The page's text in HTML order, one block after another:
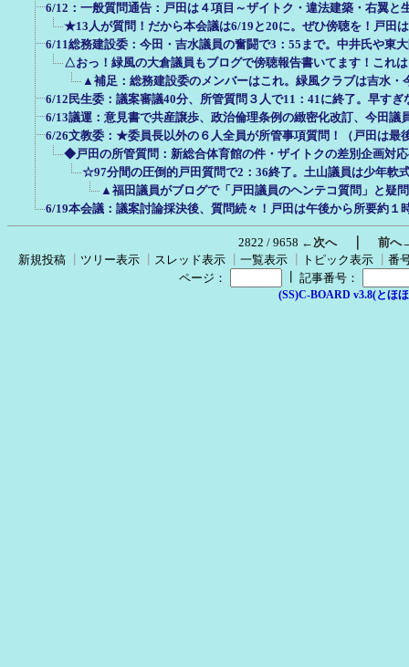
6/12：一般質問通告：戸田は４項目～ザイトク・違法建築・右翼と
★13人が質問！だから本会議は6/19と20に。ぜひ傍聴を！戸田
6/11総務建設委：今田・吉水議員の奮闘で3：55まで。中井氏や東
△おっ！緑風の大倉議員もブログで傍聴報告書いてます！これ
▲補足：総務建設委のメンバーはこれ。緑風クラブは吉水・
6/12民生委：議案審議40分、所管質問３人で11：41に終了。早すぎ
6/13議運：意見書で共産譲歩、政治倫理条例の緻密化改訂、今田議
6/26文教委：★委員長以外の６人全員が所管事項質問！（戸田は最
◆戸田の所管質問：新総合体育館の件・ザイトクの差別企画対
☆97分間の圧倒的戸田質問で2：36終了。土山議員は少年軟
▲福田議員がブログで「戸田議員のヘンテコ質問」と疑
6/19本会議：議案討論採決後、質問続々！戸田は午後から所要約１
2822 / 9658 ←次へ｜ 前へ
新規投稿
ツリー表示 スレッド表示 一覧表示 トピック表示
番
ページ：
記事番号：
(SS)C-BOARD v3.8(とほ